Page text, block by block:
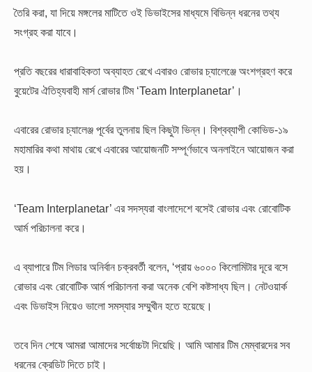
তৈরি করা, যা দিয়ে মঙ্গলের মাটিতে ওই ডিভাইসের মাধ্যমে বিভিন্ন ধরনের তথ্য
সংগ্রহ করা যাবে।
প্রতি বছরের ধারাবাহিকতা অব্যাহত রেখে এবারও রোভার চ্যালেঞ্জে অংশগ্রহণ করে
বুয়েটের ঐতিহ্যবাহী মার্স রোভার টিম ‘Team Interplanetar’।
এবারের রোভার চ্যালেঞ্জ পূর্বের তুলনায় ছিল কিছুটা ভিন্ন। বিশ্বব্যাপী কোভিড-১৯
মহামারির কথা মাথায় রেখে এবারের আয়োজনটি সম্পূর্ণভাবে অনলাইনে আয়োজন করা
হয়।
‘Team Interplanetar’ এর সদস্যরা বাংলাদেশে বসেই রোভার এবং রোবোটিক
আর্ম পরিচালনা করে।
এ ব্যাপারে টিম লিডার অনির্বান চক্রবর্তী বলেন, ‘প্রায় ৬০০০ কিলোমিটার দূরে বসে
রোভার এবং রোবোটিক আর্ম পরিচালনা করা অনেক বেশি কষ্টসাধ্য ছিল। নেটওয়ার্ক
এবং ডিভাইস নিয়েও ভালো সমস্যার সম্মুখীন হতে হয়েছে।
তবে দিন শেষে আমরা আমাদের সর্বোচ্চটা দিয়েছি। আমি আমার টিম মেম্বারদের সব
ধরনের ক্রেডিট দিতে চাই।